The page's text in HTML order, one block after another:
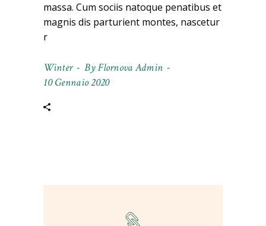
massa. Cum sociis natoque penatibus et
magnis dis parturient montes, nascetur
r
Winter ByFlornova Admin
10 Gennaio 2020